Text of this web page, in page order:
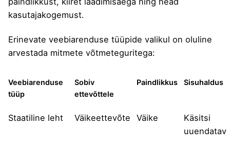
kasutajakogemust.
Erinevate veebiarenduse tüüpide valikul on oluline
arvestada mitmete võtmeteguritega:
Veebiarenduse
tüüp
Sobiv
ettevõttele
Paindlikkus Sisuhaldus
Staatiline leht Väikeettevõte Väike
Käsitsi
uuendatav